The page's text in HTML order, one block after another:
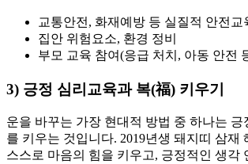
교통안전, 화재예방 등 실질적 안전교
집안 위험요소, 환경 정비
부모 교육 참여(응급 처치, 아동 안전
3) 긍정 심리교육과 복(福) 키우기
운을 바꾸는 가장 현대적 방법 중 하나는 긍
를 키우는 것입니다. 2019년생 돼지띠 삼재
스스로 마음의 힘을 키우고, 긍정적인 생각